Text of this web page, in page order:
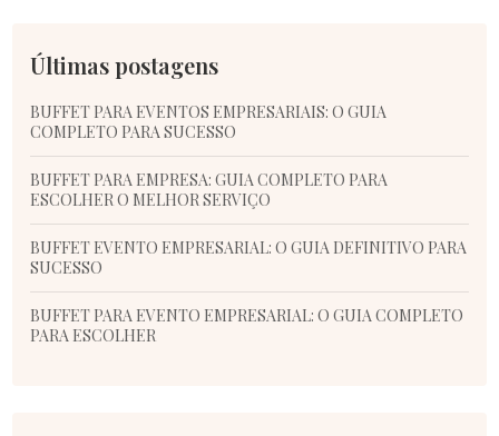
Últimas postagens
BUFFET PARA EVENTOS EMPRESARIAIS: O GUIA
COMPLETO PARA SUCESSO
BUFFET PARA EMPRESA: GUIA COMPLETO PARA
ESCOLHER O MELHOR SERVIÇO
BUFFET EVENTO EMPRESARIAL: O GUIA DEFINITIVO PARA
SUCESSO
BUFFET PARA EVENTO EMPRESARIAL: O GUIA COMPLETO
PARA ESCOLHER